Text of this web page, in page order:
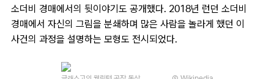
소더비 경매에서의 뒷이야기도 공개했다. 2018년 런던 소더비
경매에서 자신의 그림을 분쇄하며 많은 사람을 놀라게 했던 이
사건의 과정을 설명하는 모형도 전시되었다.